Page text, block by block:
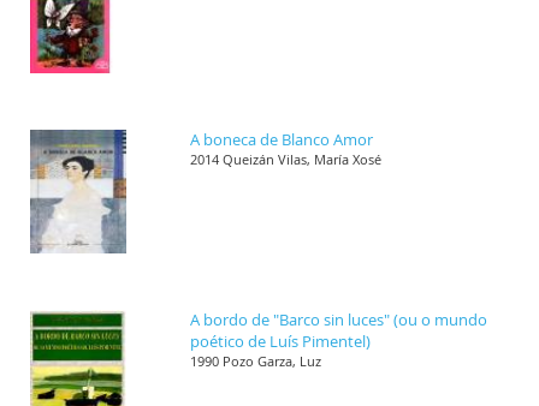
A boneca de Blanco Amor
2014 Queizán Vilas, María Xosé
A bordo de "Barco sin luces" (ou o mundo
poético de Luís Pimentel)
1990 Pozo Garza, Luz